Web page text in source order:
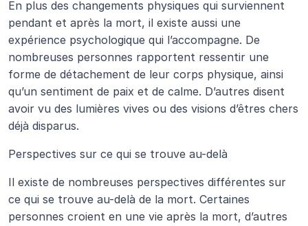
En plus des changements physiques qui surviennent
pendant et après la mort, il existe aussi une
expérience psychologique qui l’accompagne. De
nombreuses personnes rapportent ressentir une
forme de détachement de leur corps physique, ainsi
qu’un sentiment de paix et de calme. D’autres disent
avoir vu des lumières vives ou des visions d’êtres chers
déjà disparus.
Perspectives sur ce qui se trouve au-delà
Il existe de nombreuses perspectives différentes sur
ce qui se trouve au-delà de la mort. Certaines
personnes croient en une vie après la mort, d’autres